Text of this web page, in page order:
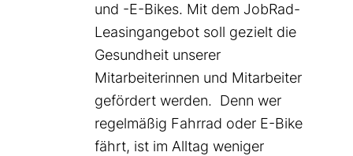
und -E-Bikes. Mit dem JobRad-
Leasingangebot soll gezielt die
Gesundheit unserer
Mitarbeiterinnen und Mitarbeiter
gefördert werden. Denn wer
regelmäßig Fahrrad oder E-Bike
fährt, ist im Alltag weniger